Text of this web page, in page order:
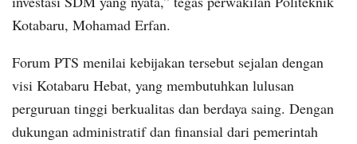
Kotabaru, Mohamad Erfan.
Forum PTS menilai kebijakan tersebut sejalan dengan
visi Kotabaru Hebat, yang membutuhkan lulusan
perguruan tinggi berkualitas dan berdaya saing. Dengan
dukungan administratif dan finansial dari pemerintah